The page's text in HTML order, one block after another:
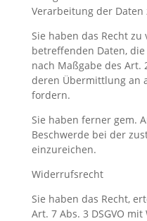
Verarbeitung der Daten
Sie haben das Recht zu
betreffenden Daten,
nach Maßgabe des Art.
deren Übermittlung an
fordern.
Sie haben ferner gem.
Beschwerde bei der
einzureichen.
Widerrufsrecht
Sie haben das Recht,
Art. 7 Abs. 3 DSGVO